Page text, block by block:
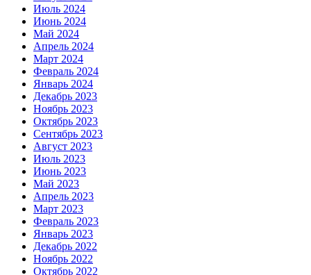
Июль 2024
Июнь 2024
Май 2024
Апрель 2024
Март 2024
Февраль 2024
Январь 2024
Декабрь 2023
Ноябрь 2023
Октябрь 2023
Сентябрь 2023
Август 2023
Июль 2023
Июнь 2023
Май 2023
Апрель 2023
Март 2023
Февраль 2023
Январь 2023
Декабрь 2022
Ноябрь 2022
Октябрь 2022